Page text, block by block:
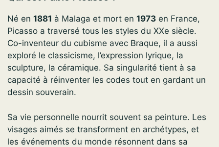
Né en 1881 à Malaga et mort en 1973 en France,
Picasso a traversé tous les styles du XXe siècle.
Co-inventeur du cubisme avec Braque, il a aussi
exploré le classicisme, l’expression lyrique, la
sculpture, la céramique. Sa singularité tient à sa
capacité à réinventer les codes tout en gardant un
dessin souverain.
Sa vie personnelle nourrit souvent sa peinture. Les
visages aimés se transforment en archétypes, et
les événements du monde résonnent dans sa